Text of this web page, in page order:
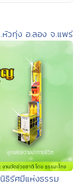
วทุ่ง อ.ลอง จ.แพร่
รัศมีแห่งธรรม